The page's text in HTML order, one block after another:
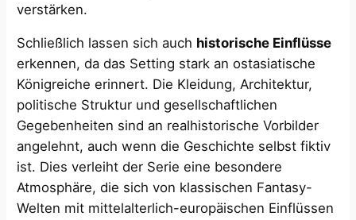
verstärken.
Schließlich lassen sich auch historische Einflüsse
erkennen, da das Setting stark an ostasiatische
Königreiche erinnert. Die Kleidung, Architektur,
politische Struktur und gesellschaftlichen
Gegebenheiten sind an realhistorische Vorbilder
angelehnt, auch wenn die Geschichte selbst fiktiv
ist. Dies verleiht der Serie eine besondere
Atmosphäre, die sich von klassischen Fantasy-
Welten mit mittelalterlich-europäischen Einflüssen